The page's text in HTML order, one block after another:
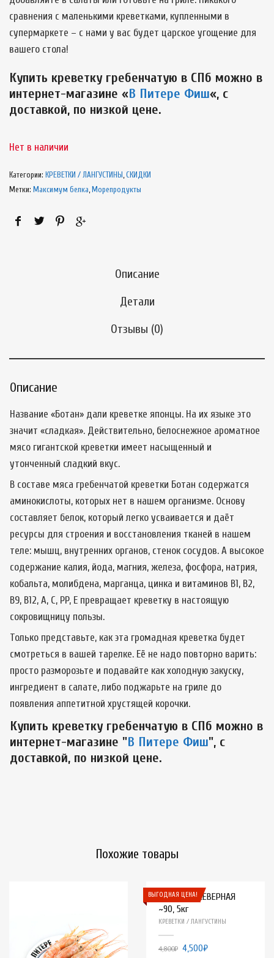
сравнения с маленькими креветками, купленными в
супермаркете – с нами у вас будет царское угощение для
вашего стола!
Купить креветку гребенчатую в СПб можно в
интернет-магазине «В Питере Фиш«, с
доставкой, по низкой цене.
Нет в наличии
Категории: КРЕВЕТКИ / ЛАНГУСТИНЫ СКИДКИ
Метки: Максимум белка Морепродукты
Описание
Детали
Отзывы (0)
Описание
Название «Ботан» дали креветке японцы. На их языке это
значит «сладкая». Действительно, белоснежное ароматное
мясо гигантской креветки имеет насыщенный и
утонченный сладкий вкус.
В составе мяса гребенчатой креветки Ботан содержатся
аминокислоты, которых нет в нашем организме. Основу
составляет белок, который легко усваивается и даёт
ресурсы для строения и восстановления тканей в нашем
теле: мышц, внутренних органов, стенок сосудов. А высокое
содержание калия, йода, магния, железа, фосфора, натрия,
кобальта, молибдена, марганца, цинка и витаминов B1, B2,
B9, B12, A, C, PP, E превращает креветку в настоящую
сокровищницу пользы.
Только представьте, как эта громадная креветка будет
смотреться в вашей тарелке. Её не надо повторно варить:
просто разморозьте и подавайте как холодную закуску,
ингредиент в салате, либо поджарьте на гриле до
появления аппетитной хрустящей корочки.
Купить креветку гребенчатую в СПб можно в
интернет-магазине "В Питере Фиш", с
доставкой, по низкой цене.
Похожие товары
КРЕВЕТКА СЕВЕРНАЯ
~90, 5кг
КРЕВЕТКИ / ЛАНГУСТИНЫ
4,800₽ 4,500₽
ВЫГОДНАЯ ЦЕНА!